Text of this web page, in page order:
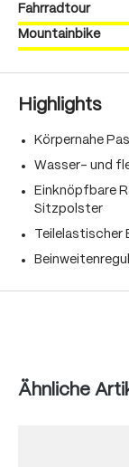
Fahrradtour
Mountainbike
Highlights
Körpernahe
Wasser- und
Einknöpfbare
Sitzpolster
Teilelastischer
Produktgalerie
Ähnliche